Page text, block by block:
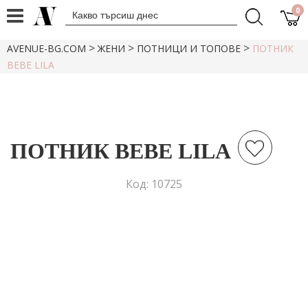
0
AVENUE-BG.COM >ЖЕНИ > ПОТНИЦИ И ТОПОВЕ > ПОТНИК
BEBE LILA
ПОТНИК BEBE LILA
Код: 10725